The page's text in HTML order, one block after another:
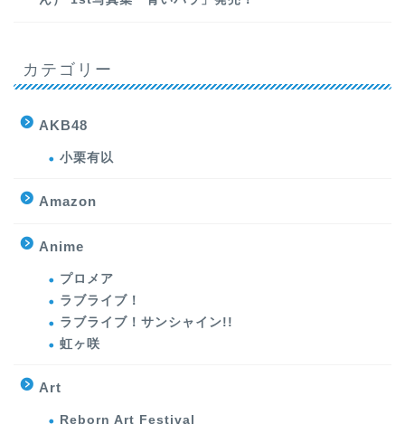
カテゴリー
AKB48
小栗有以
Amazon
Anime
プロメア
ラブライブ！
ラブライブ！サンシャイン!!
虹ヶ咲
Art
Reborn Art Festival